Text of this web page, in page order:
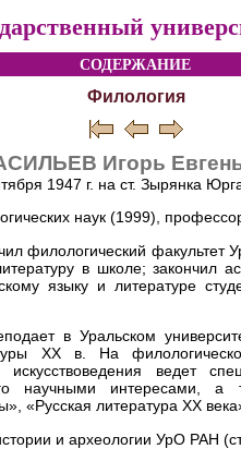
СОДЕРЖАНИЕ
Филология
Игорь
1947 г. на ст. Зырянка
наук (1999),
филологический факультет
в школе; закончил
языку и литературе
в Уральском
ХХ в. На
искусствоведения ведет
научными интересами, а
«Русская литература ХХ
и археологии УрО РАН